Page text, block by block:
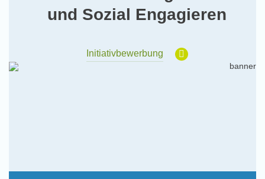
und Sozial Engagieren
Initiativbewerbung